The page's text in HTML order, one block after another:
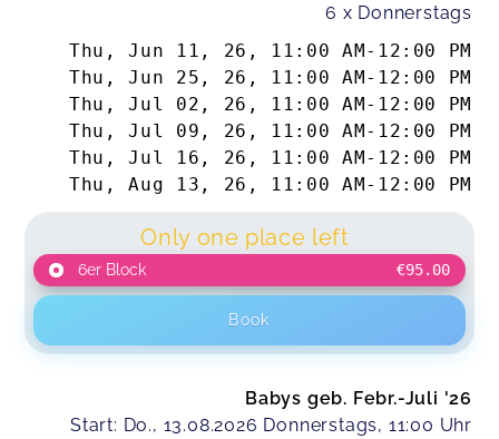
6 x Donnerstags
Thu, Jun 11, 26 , 11:00 AM - 12:00 PM
Thu, Jun 25, 26 , 11:00 AM - 12:00 PM
Thu, Jul 02, 26 , 11:00 AM - 12:00 PM
Thu, Jul 09, 26 , 11:00 AM - 12:00 PM
Thu, Jul 16, 26 , 11:00 AM - 12:00 PM
Thu, Aug 13, 26 , 11:00 AM - 12:00 PM
Only one place left
6er Block €95.00
Book
Babys geb. Febr.-Juli '26
Start: Do., 13.08.2026 Donnerstags, 11:00 Uhr